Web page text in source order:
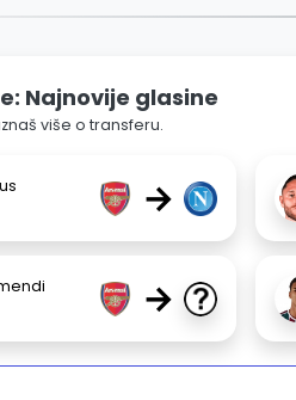
Najnovije glasine
više o transferu.
→
→